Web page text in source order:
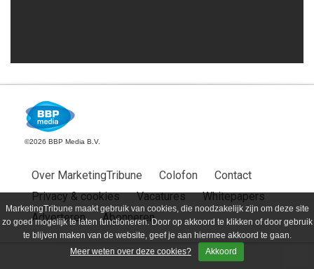
MarketingTribune maakt gebruik van cookies, die noodzakelijk zijn om deze site
zo goed mogelijk te laten functioneren. Door op akkoord te klikken of door gebruik
te blijven maken van de website, geef je aan hiermee akkoord te gaan.
Meer weten over deze cookies?
Akkoord
©2026 BBP Media B.V.
Over MarketingTribune Colofon
Contact
Privacy & cookies
Vacatures
Whitepapers
Adverteren
Abonneren